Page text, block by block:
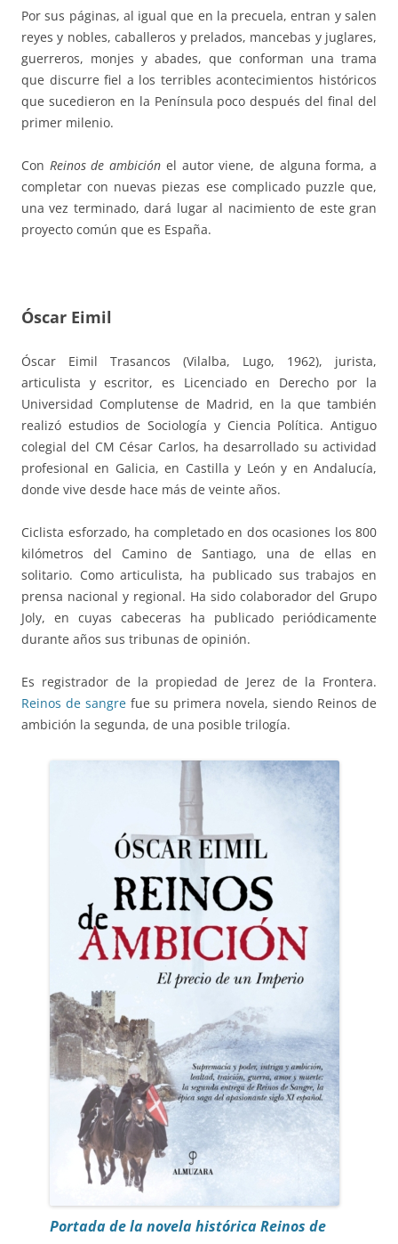
Por sus páginas, al igual que en la precuela, entran y salen
reyes y nobles, caballeros y prelados, mancebas y juglares,
guerreros, monjes y abades, que conforman una trama
que discurre fiel a los terribles acontecimientos históricos
que sucedieron en la Península poco después del final del
primer milenio.
Con Reinos de ambición el autor viene, de alguna forma, a
completar con nuevas piezas ese complicado puzzle que,
una vez terminado, dará lugar al nacimiento de este gran
proyecto común que es España.
Óscar Eimil
Óscar Eimil Trasancos (Vilalba, Lugo, 1962), jurista,
articulista y escritor, es Licenciado en Derecho por la
Universidad Complutense de Madrid, en la que también
realizó estudios de Sociología y Ciencia Política. Antiguo
colegial del CM César Carlos, ha desarrollado su actividad
profesional en Galicia, en Castilla y León y en Andalucía,
donde vive desde hace más de veinte años.
Ciclista esforzado, ha completado en dos ocasiones los 800
kilómetros del Camino de Santiago, una de ellas en
solitario. Como articulista, ha publicado sus trabajos en
prensa nacional y regional. Ha sido colaborador del Grupo
Joly, en cuyas cabeceras ha publicado periódicamente
durante años sus tribunas de opinión.
Es registrador de la propiedad de Jerez de la Frontera.
Reinos de sangre fue su primera novela, siendo Reinos de
ambición la segunda, de una posible trilogía.
Portada de la novela histórica Reinos de